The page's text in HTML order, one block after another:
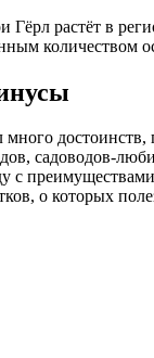
Гёрл растёт в
количеством
много
садоводов-
с
о которых